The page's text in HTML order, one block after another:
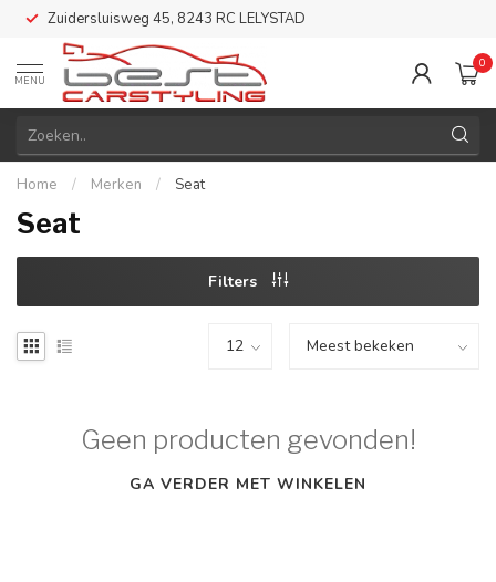
Zuidersluisweg 45, 8243 RC LELYSTAD
MENU
0
Home / Merken / Seat
Seat
Filters
Geen producten gevonden!
GA VERDER MET WINKELEN